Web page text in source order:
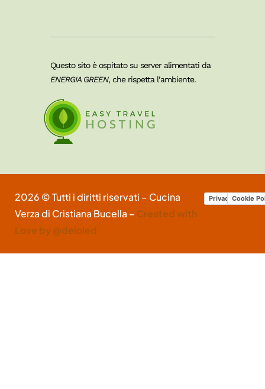
Questo sito è ospitato su server alimentati da
ENERGIA GREEN, che rispetta l’ambiente.
2026 © Tutti i diritti riservati – Cucina
Verza di Cristiana Bucella – Created with
Love by @deloled
Privacy Policy
Cookie